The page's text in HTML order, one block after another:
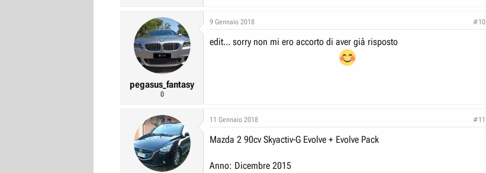
pegasus_fantasy
0
9 Gennaio 2018 #10
edit... sorry non mi ero accorto di aver già risposto
11 Gennaio 2018 #11
Mazda 2 90cv Skyactiv-G Evolve + Evolve Pack
Anno: Dicembre 2015